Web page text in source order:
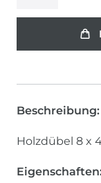
Beschreibung:
Holzdübel 8 x